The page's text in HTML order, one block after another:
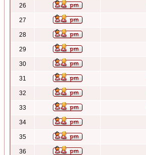
26
27
28
29
30
31
32
33
34
35
36